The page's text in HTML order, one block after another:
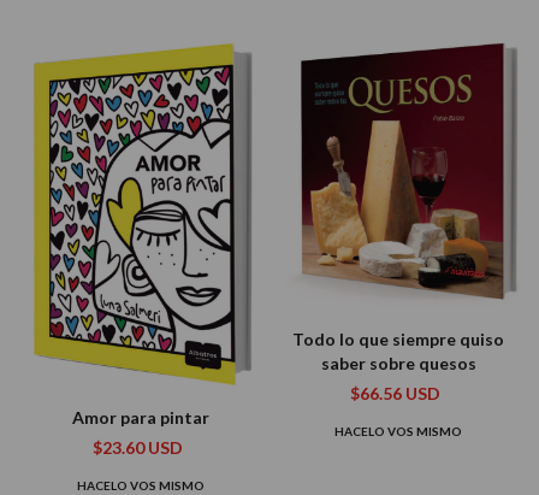
Amor para pintar
$23.60 USD
HACELO VOS MISMO
Todo lo que siempre quiso
saber sobre quesos
$66.56 USD
HACELO VOS MISMO